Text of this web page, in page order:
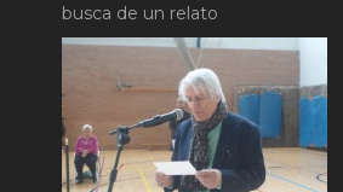
busca de un relato